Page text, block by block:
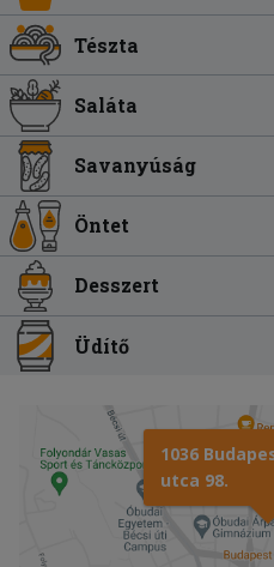
Tészta
Saláta
Savanyúság
Öntet
Desszert
Üdítő
1036
utca 98.